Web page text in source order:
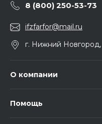
8 (800) 250-53-73
ifzfarfor@mail.ru
г. Нижний
О компании
Помощь